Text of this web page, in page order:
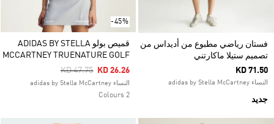
فستان رياضي مطبوع من أديداس من
تصميم ستيلا ماكارتني
KD 71.50
النساء adidas by Stella McCartney
جديد
-45%
قميص بولو ADIDAS BY STELLA
MCCARTNEY TRUENATURE GOLF
Price Reduced From
KD 47.75ToKD 26.26
النساء adidas by Stella McCartney
2 Colours